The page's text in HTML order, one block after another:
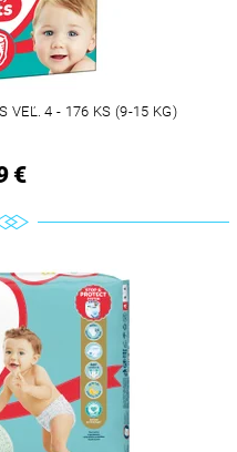
VEĽ. 4 - 176 KS (9-15 KG)
€